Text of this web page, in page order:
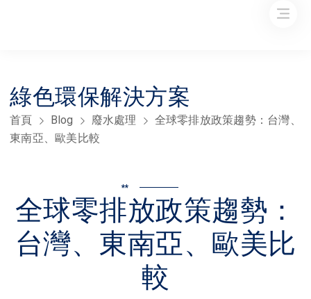
綠色環保解決方案
首頁 Blog 廢水處理
全球零排放政策趨勢：台灣、
東南亞、歐美比較
**
全球零排放政策趨勢：
台灣、東南亞、歐美比
較